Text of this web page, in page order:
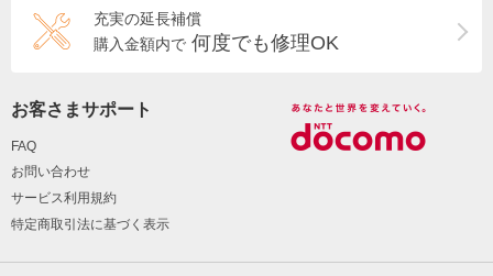
充実の延長補償
購入金額内で 何度でも修理OK
お客さまサポート
FAQ
お問い合わせ
サービス利用規約
特定商取引法に基づく表示